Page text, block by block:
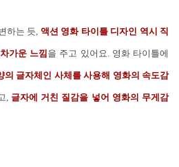
하는 듯, 액션 영화 타이틀 디자인 역시 직
가운 느낌 을 주고 있어요. 영화 타이틀에
의 글자체인 사체를 사용해 영화의 속도감
, 글자에 거친 질감을 넣어 영화의 무게감